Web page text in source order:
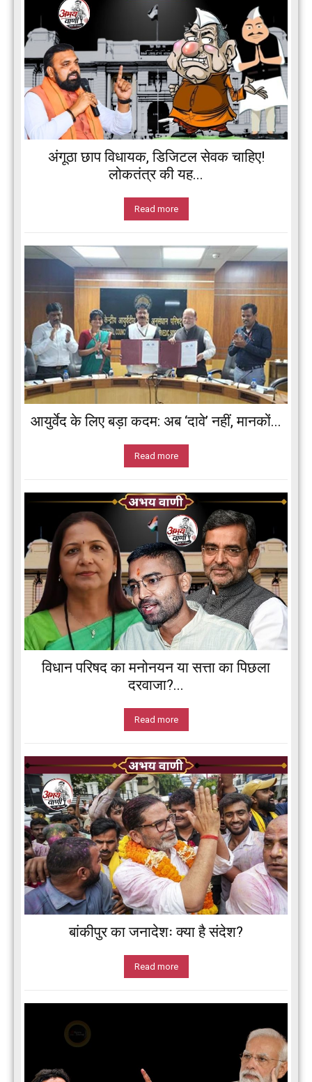
अंगूठा छाप विधायक, डिजिटल सेवक चाहिए!
लोकतंत्र की यह...
Read more
आयुर्वेद के लिए बड़ा कदम: अब ‘दावे’ नहीं, मानकों...
Read more
विधान परिषद का मनोनयन या सत्ता का पिछला
दरवाजा?...
Read more
बांकीपुर का जनादेशः क्या है संदेश?
Read more